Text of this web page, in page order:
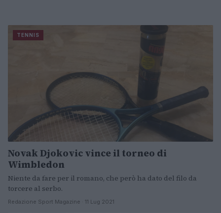
TENNIS
Novak Djokovic vince il torneo di
Wimbledon
Niente da fare per il romano, che però ha dato del filo da
torcere al serbo.
Redazione Sport Magazine · 11 Lug 2021